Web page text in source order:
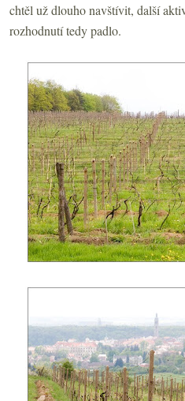
chtěl už dlouho navštívit, další
rozhodnutí tedy padlo.